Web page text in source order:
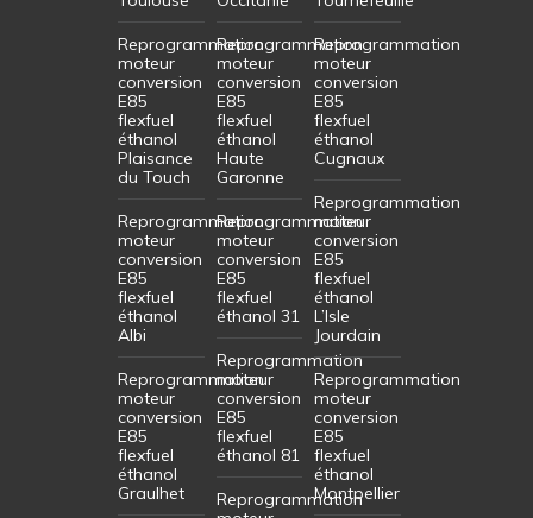
Reprogrammation
moteur
conversion
E85
flexfuel
éthanol
Plaisance
du Touch
Reprogrammation
moteur
conversion
E85
flexfuel
éthanol
Albi
Reprogrammation
moteur
conversion
E85
flexfuel
éthanol
Graulhet
Reprogrammation
moteur
conversion
E85
flexfuel
éthanol
Haute
Garonne
Reprogrammation
moteur
conversion
E85
flexfuel
éthanol 31
Reprogrammation
moteur
conversion
E85
flexfuel
éthanol 81
Reprogrammation
Reprogrammation
moteur
conversion
E85
flexfuel
éthanol
Cugnaux
Reprogrammation
moteur
conversion
E85
flexfuel
éthanol
L’Isle
Jourdain
Reprogrammation
moteur
conversion
E85
flexfuel
éthanol
Montpellier